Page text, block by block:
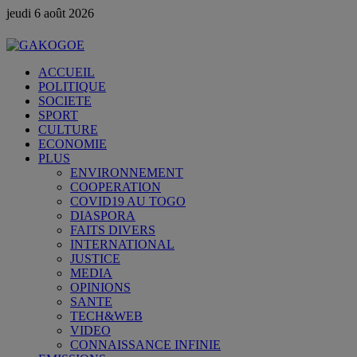
jeudi 6 août 2026
ACCUEIL
POLITIQUE
SOCIETE
SPORT
CULTURE
ECONOMIE
PLUS
ENVIRONNEMENT
COOPERATION
COVID19 AU TOGO
DIASPORA
FAITS DIVERS
INTERNATIONAL
JUSTICE
MEDIA
OPINIONS
SANTE
TECH&WEB
VIDEO
CONNAISSANCE INFINIE